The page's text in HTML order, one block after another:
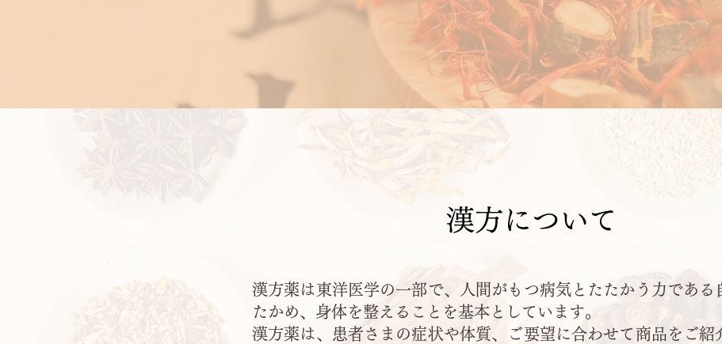
漢方について
漢方薬は東洋医学の一部で、人間がもつ病気とたたかう力である
たかめ、身体を整えることを基本としています。
漢方薬は、患者さまの症状や体質、ご要望に合わせて商品をご紹